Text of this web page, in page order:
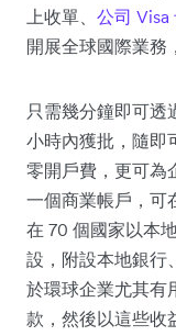
上收單、 公司 Visa
開展全球國際業務
只需幾分鐘即可
小時內獲批，隨即
零開戶費，更可為
一個商業帳戶，可
在 70 個國家以本
設，附設本地銀行
於環球企業尤其有
款，然後以這些收